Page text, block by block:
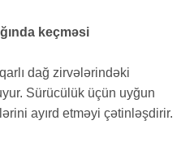
keçməsi
dağ zirvələrindəki
Sürücülük üçün uyğun
ayırd etməyi çətinləşdirir.